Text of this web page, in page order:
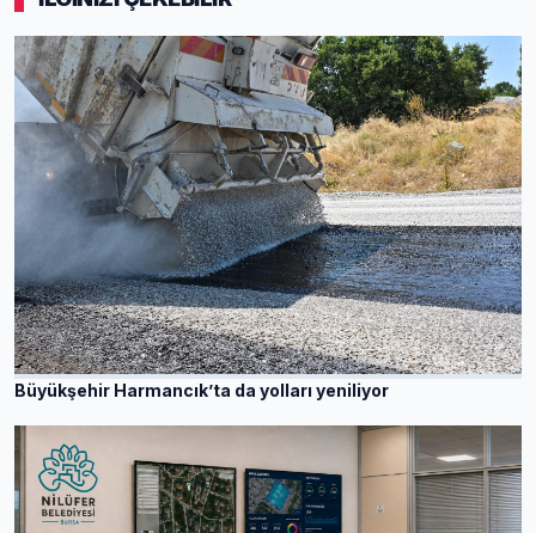
Büyükşehir Harmancık’ta da yolları yeniliyor